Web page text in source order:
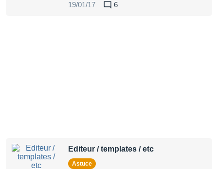
19/01/17
6
Editeur / templates / etc
Astuce